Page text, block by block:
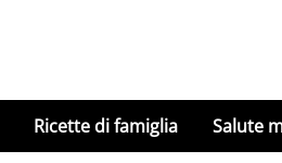
Ricette di famiglia Salute